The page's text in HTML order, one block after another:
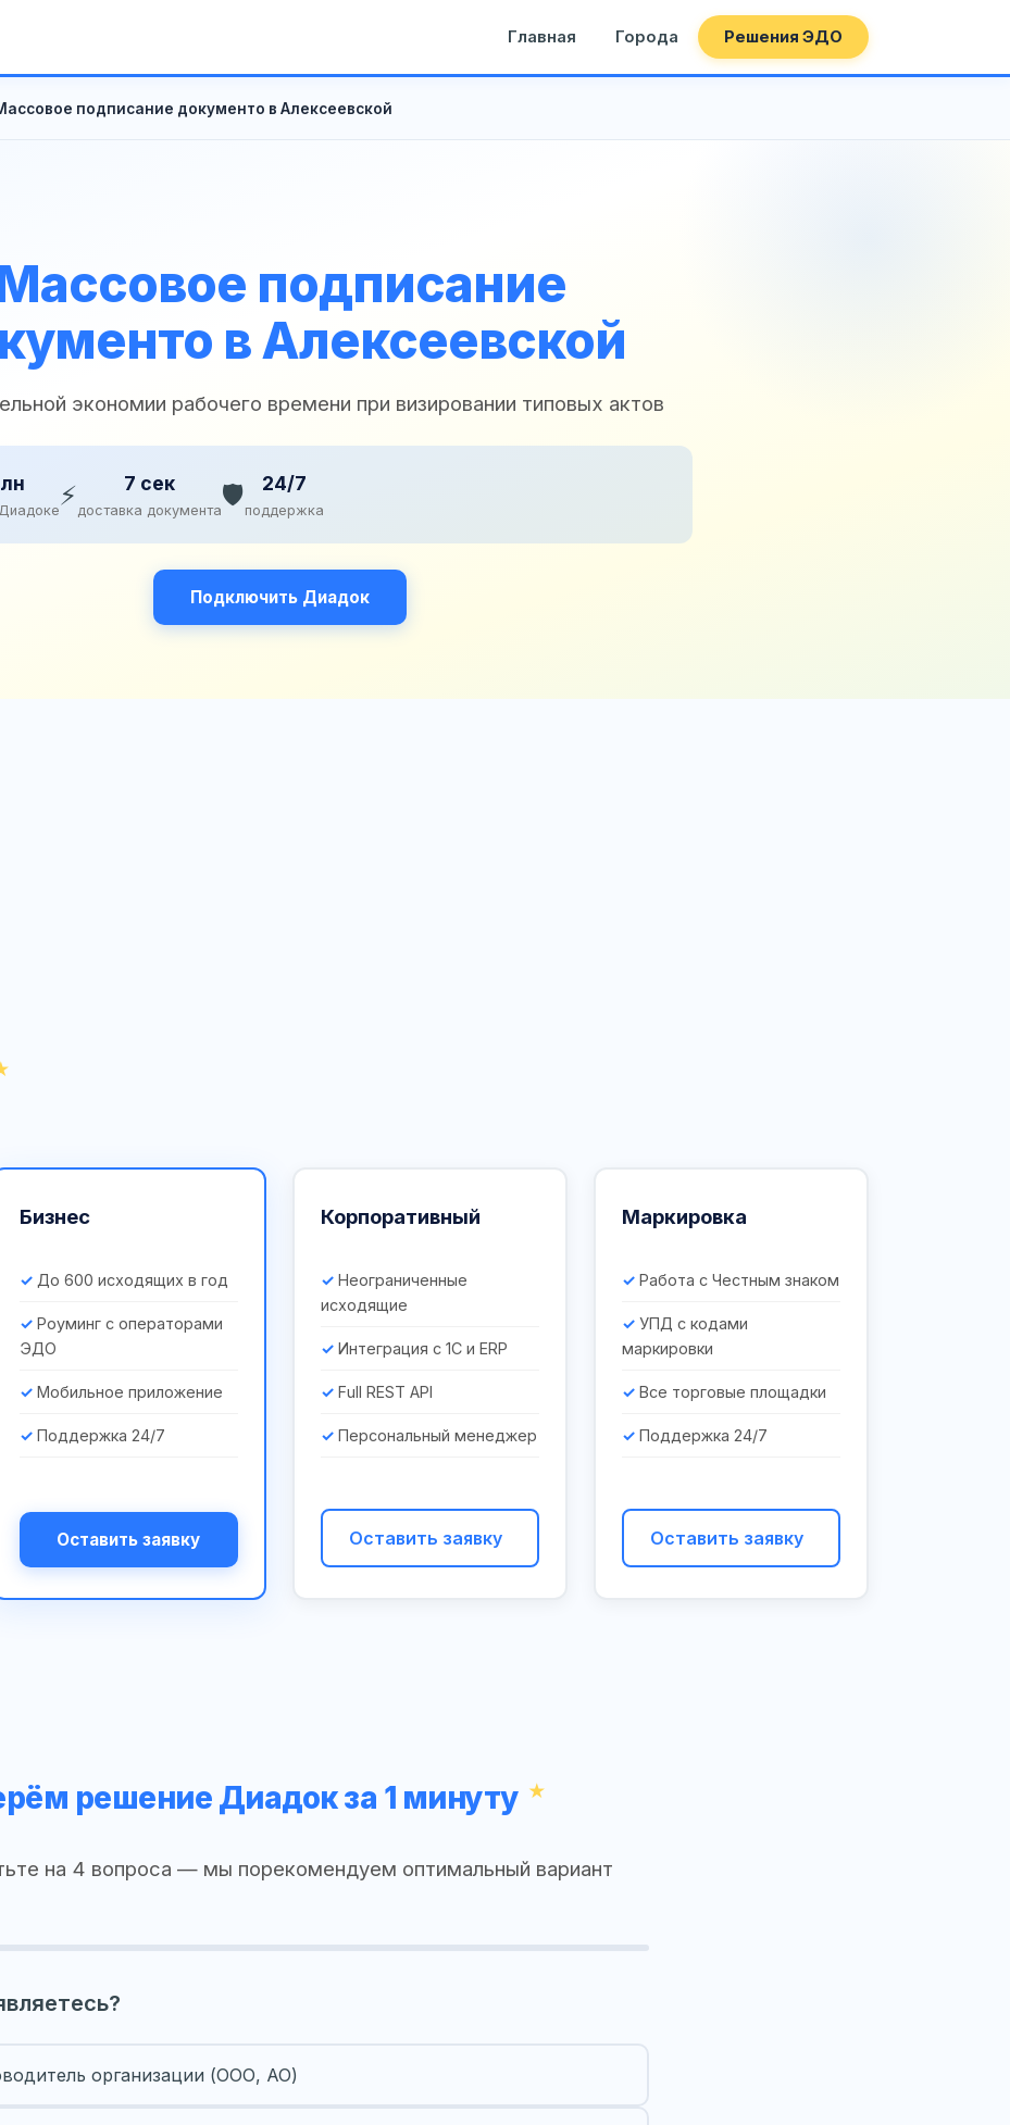
Главная Города Решения ЭДО
подписание документо в Алексеевской
подписание
в Алексеевской
экономии рабочего времени при визировании типовых актов
⚡ 7 сек
доставка документа🛡️ 24/7
поддержка
Подключить Диадок
Бизнес
До 600 исходящих в год
Роуминг с операторами
ЭДО
Мобильное приложение
Поддержка 24/7
Оставить заявку
Корпоративный
Неограниченные
исходящие
Интеграция с 1С и ERP
Full REST API
Персональный менеджер
Оставить заявку
Маркировка
Работа с Честным знаком
УПД с кодами
маркировки
Все торговые площадки
Поддержка 24/7
Оставить заявку
решение Диадок за 1 минуту
на 4 вопроса — мы порекомендуем оптимальный вариант
организации (ООО, АО)